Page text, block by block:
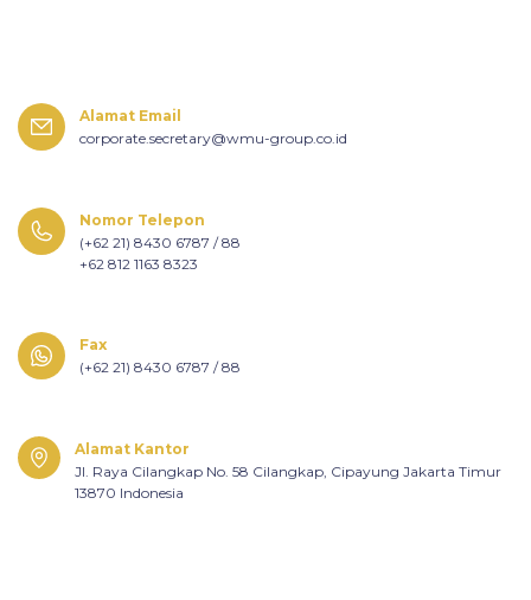
Alamat Email
corporate.secretary@wmu-group.co.id
Nomor Telepon
(+62 21) 8430 6787 / 88
+62 812 1163 8323
Fax
(+62 21) 8430 6787 / 88
Alamat Kantor
Jl. Raya Cilangkap No. 58 Cilangkap, Cipayung Jakarta Timur
13870 Indonesia